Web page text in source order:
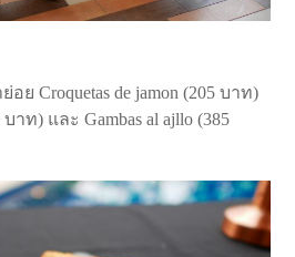
ย Croquetas de jamon (205 บาท)
บาท) และ Gambas al ajllo (385